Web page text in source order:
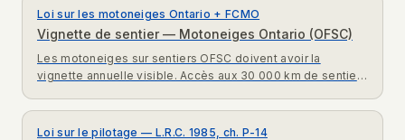
Loi sur les motoneiges Ontario + FCMO
Vignette de sentier — Motoneiges Ontario (OFSC)
Les motoneiges sur sentiers OFSC doivent avoir la
vignette annuelle visible. Accès aux 30 000 km de sentiers
Loi sur le pilotage — L.R.C. 1985, ch. P-14